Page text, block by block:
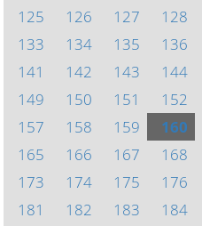
125
126 127 128
133
134 135 136
141
142 143 144
149
150 151 152
157
158 159 160
165
166 167 168
173
174 175 176
181
182 183 184